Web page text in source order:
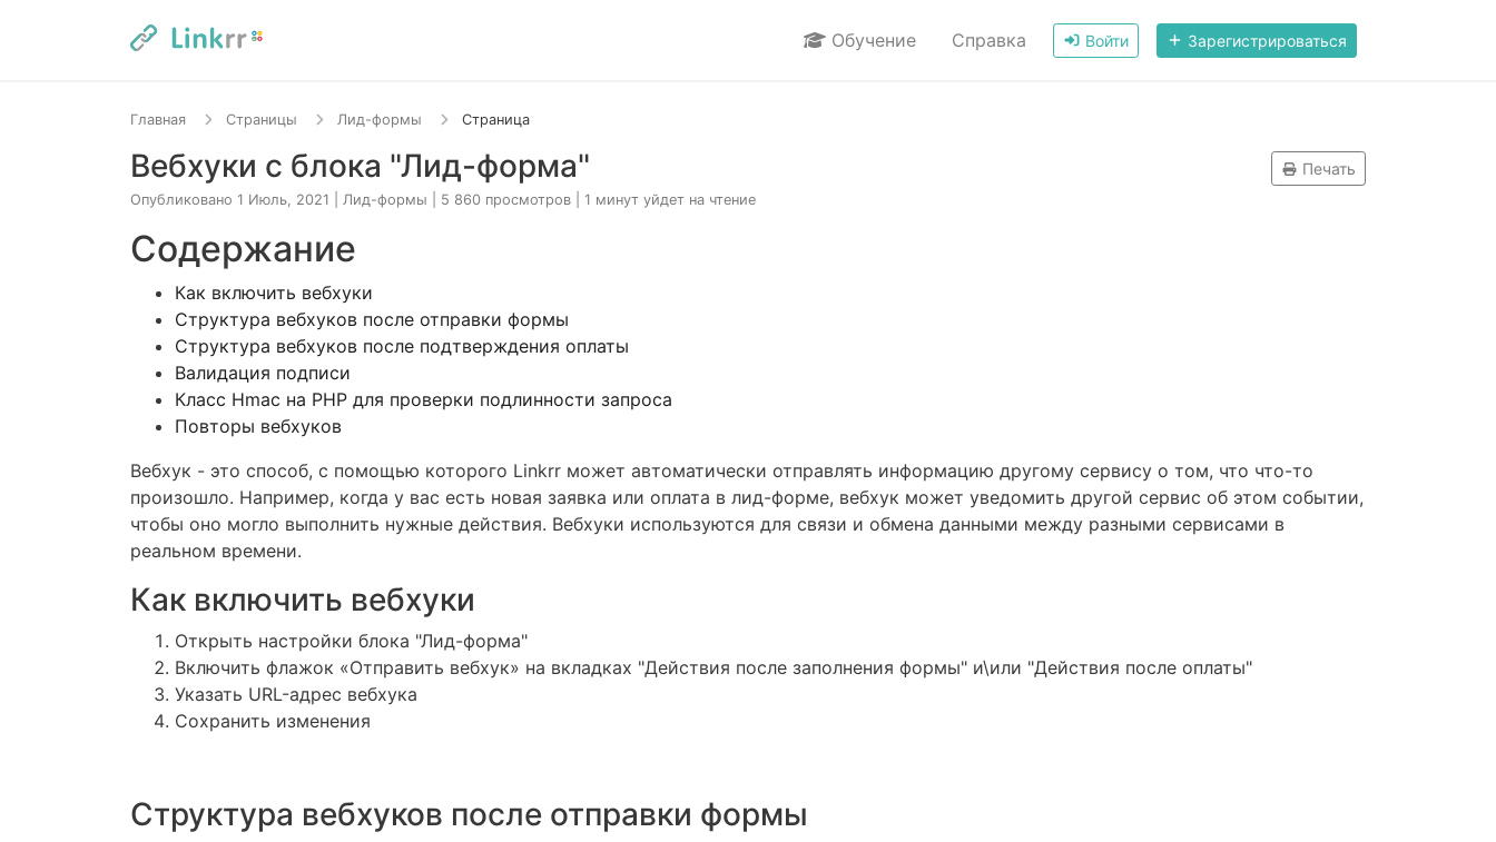
Обучение Справка Войти Зарегистрироваться
Главная Страницы Лид-формы Страница
Вебхуки с блока "Лид-форма" Печать
Опубликовано 1 Июль, 2021 Лид-формы 5 860 просмотров | 1 минут уйдет на чтение
Содержание
Как включить вебхуки
Структура вебхуков после отправки формы
Структура вебхуков после подтверждения оплаты
Валидация подписи
Класс Hmac на PHP для проверки подлинности запроса
Повторы вебхуков
Вебхук - это способ, с помощью которого Linkrr может автоматически отправлять информацию другому сервису о том, что что-то
произошло. Например, когда у вас есть новая заявка или оплата в лид-форме, вебхук может уведомить другой сервис об этом событии,
чтобы оно могло выполнить нужные действия. Вебхуки используются для связи и обмена данными между разными сервисами в
реальном времени.
Как включить вебхуки
Открыть настройки блока "Лид-форма"
Включить флажок «Отправить вебхук» на вкладках "Действия после заполнения формы" и\или "Действия после оплаты"
Указать URL-адрес вебхука
Сохранить изменения
Структура вебхуков после отправки формы